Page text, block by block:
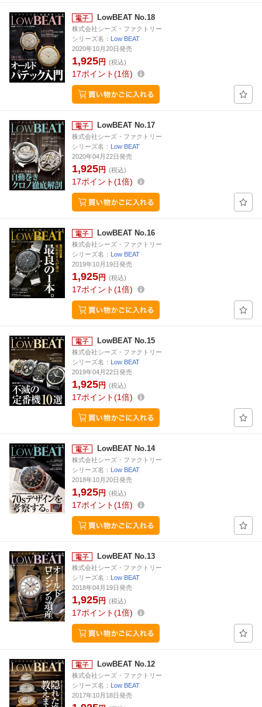
LowBEAT No.18
株式会社シーズ・ファクトリー
シリーズ名： Low BEAT
2020年10月20日発売
1,925円 (税込)
17ポイント 1倍
LowBEAT No.17
株式会社シーズ・ファクトリー
シリーズ名： Low BEAT
2020年04月22日発売
1,925円 (税込)
17ポイント 1倍
LowBEAT No.16
株式会社シーズ・ファクトリー
シリーズ名： Low BEAT
2019年10月19日発売
1,925円 (税込)
17ポイント 1倍
LowBEAT No.15
株式会社シーズ・ファクトリー
シリーズ名： Low BEAT
2019年04月22日発売
1,925円 (税込)
17ポイント 1倍
LowBEAT No.14
株式会社シーズ・ファクトリー
シリーズ名： Low BEAT
2018年10月20日発売
1,925円 (税込)
17ポイント 1倍
LowBEAT No.13
株式会社シーズ・ファクトリー
シリーズ名： Low BEAT
2018年04月19日発売
1,925円 (税込)
17ポイント 1倍
LowBEAT No.12
株式会社シーズ・ファクトリー
シリーズ名： Low BEAT
2017年10月18日発売